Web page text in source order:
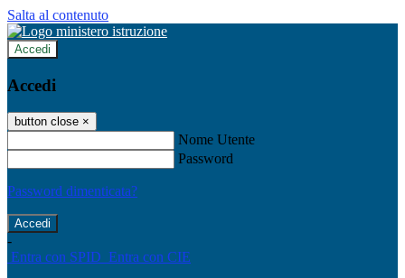
Salta al contenuto
Accedi
Accedi
button close ×
Nome Utente
Password
Password dimenticata?
-
Entra con SPID Entra con CIE